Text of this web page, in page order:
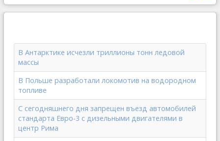
В Антарктике исчезли триллионы тонн ледовой
массы
В Польше разработали локомотив на водородном
топливе
С сегодняшнего дня запрещен въезд автомобилей
стандарта Евро-3 с дизельными двигателями в
центр Рима